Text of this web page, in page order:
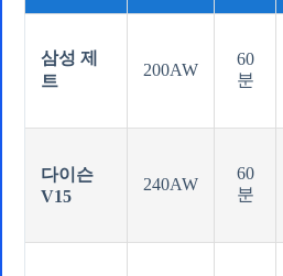
삼성 제
트
200AW
60
분
다이슨
V15
240AW
60
분